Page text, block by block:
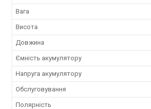
Вага
Висота
Довжина
Ємність акумулятору
Напруга акумулятору
Обслуговування
Полярність